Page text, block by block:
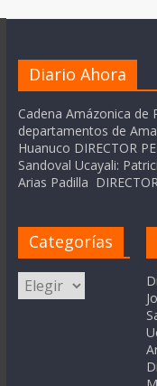
Diario Ahora
Cadena Amázonica de
departamentos de
Huanuco DIRECTOR
Sandoval Ucayali:
Arias Padilla
Categorías
Categorías